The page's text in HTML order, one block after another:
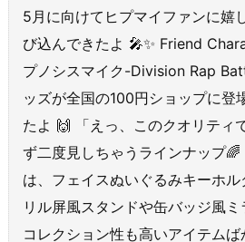
5月に向けてヒプマイファンに嬉
び込んできたよ 🎤✨ Friend
プノシスマイク-Division Rap
ッズが全国の100円ショップに登
たよ 🙌 「えっ、このクオリティ
ず二度見しちゃうラインナップ
は、フェイスぬいぐるみキーホ
リル屏風スタンドや缶バッジ風
コレクション性も高いアイテム